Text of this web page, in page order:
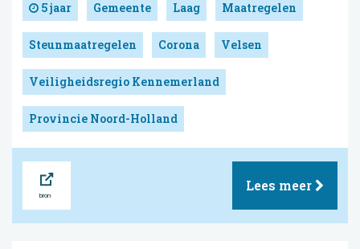
5 jaar Gemeente Laag Maatregelen
Steunmaatregelen Corona Velsen
Veiligheidsregio Kennemerland
Provincie Noord-Holland
Lees meer